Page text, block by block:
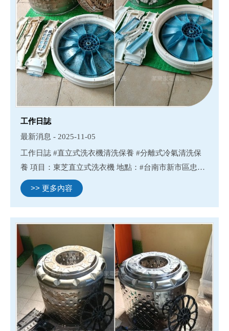
工作日誌
最新消息 - 2025-11-05
工作日誌 #直立式洗衣機清洗保養 #分離式冷氣清洗保
養 項目：東芝直立式洗衣機 地點：#台南市新市區忠孝
街 項目：富士通分離式冷氣 地點：#台南市新化區信義
路 #新化清洗除濕機#新市清洗冷氣#新化清洗洗衣機#新
>> 更多內容